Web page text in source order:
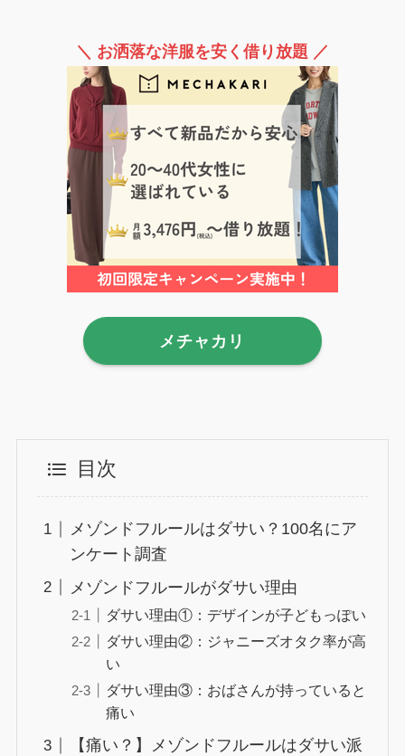
＼ お洒落な洋服を安く借り放題 ／
メチャカリ
目次
メゾンドフルールはダサい？100名にア
ンケート調査
メゾンドフルールがダサい理由
ダサい理由①：デザインが子どもっぽい
ダサい理由②：ジャニーズオタク率が高
い
ダサい理由③：おばさんが持っていると
痛い
【痛い？】メゾンドフルールはダサい派